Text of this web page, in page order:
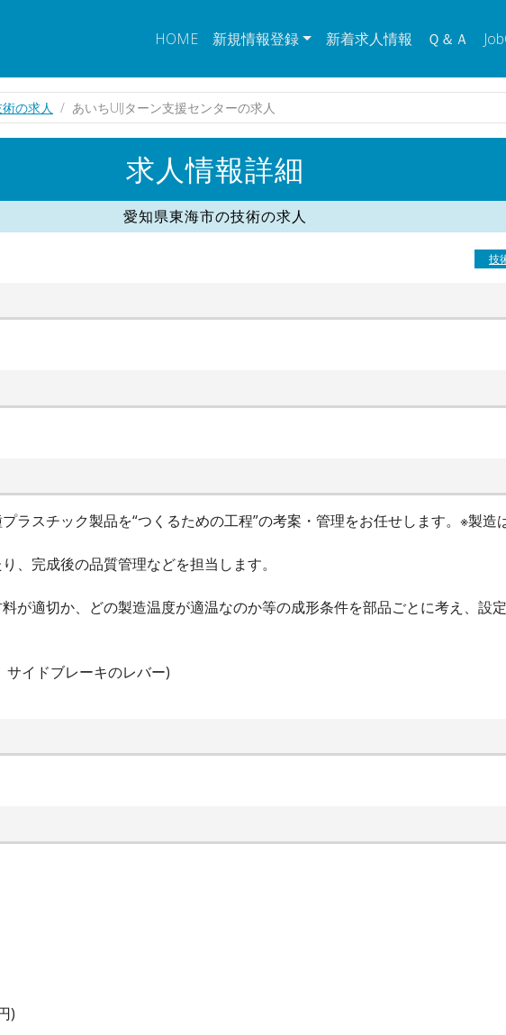
HOME 新規情報登録 新着求人情報 Ｑ＆Ａ
の求人 あいちUIJターン支援センターの求人
求人情報詳細
愛知県東海市の技術の求人
技
ラスチック製品を“つくるための工程”の考案・管理をお任せします。※製造
、完成後の品質管理などを担当します。
が適切か、どの製造温度が適温なのか等の成形条件を部品ごとに考え、設定
サイドブレーキのレバー)
)